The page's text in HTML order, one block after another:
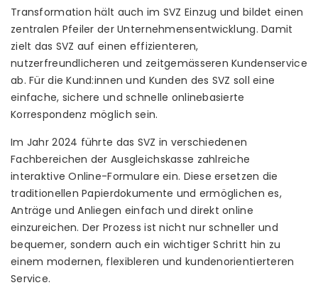
Transformation hält auch im SVZ Einzug und bildet einen
zentralen Pfeiler der Unternehmensentwicklung. Damit
zielt das SVZ auf einen effizienteren,
nutzerfreundlicheren und zeitgemässeren Kundenservice
ab. Für die Kund:innen und Kunden des SVZ soll eine
einfache, sichere und schnelle onlinebasierte
Korrespondenz möglich sein.
Im Jahr 2024 führte das SVZ in verschiedenen
Fachbereichen der Ausgleichskasse zahlreiche
interaktive Online-Formulare ein. Diese ersetzen die
traditionellen Papierdokumente und ermöglichen es,
Anträge und Anliegen einfach und direkt online
einzureichen. Der Prozess ist nicht nur schneller und
bequemer, sondern auch ein wichtiger Schritt hin zu
einem modernen, flexibleren und kundenorientierteren
Service.